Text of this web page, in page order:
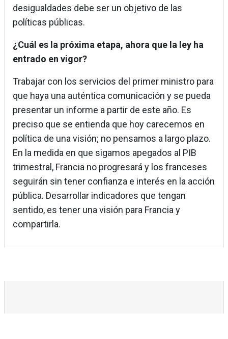
desigualdades debe ser un objetivo de las
políticas públicas.
¿Cuál es la próxima etapa, ahora que la ley ha
entrado en vigor?
Trabajar con los servicios del primer ministro para
que haya una auténtica comunicación y se pueda
presentar un informe a partir de este año. Es
preciso que se entienda que hoy carecemos en
política de una visión; no pensamos a largo plazo.
En la medida en que sigamos apegados al PIB
trimestral, Francia no progresará y los franceses
seguirán sin tener confianza e interés en la acción
pública. Desarrollar indicadores que tengan
sentido, es tener una visión para Francia y
compartirla.